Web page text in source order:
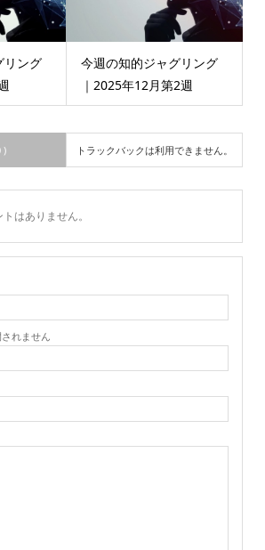
リング
今週の知的ジャグリング
｜2025年12月第2週
) トラックバックは利用できません。
はありません。
れません